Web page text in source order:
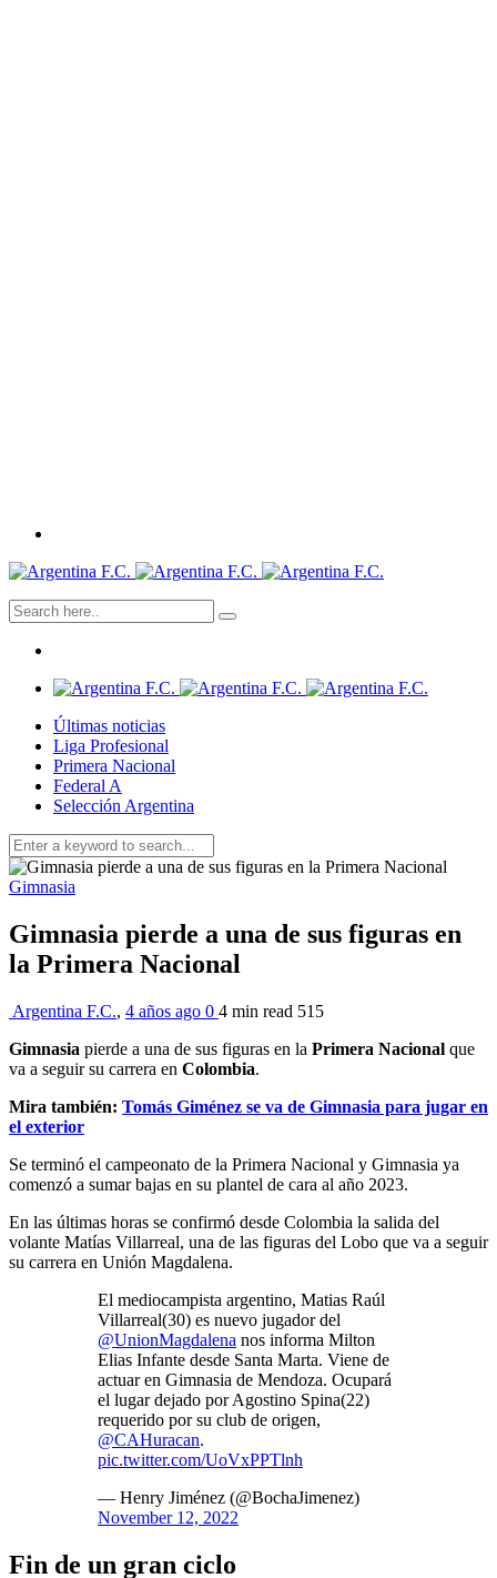
Últimas noticias
Liga Profesional
Primera Nacional
Federal A
Selección Argentina
Gimnasia
Gimnasia pierde a una de sus figuras en
la Primera Nacional
Argentina F.C., 4 años ago 0 4 min read 515
Gimnasia pierde a una de sus figuras en la Primera Nacional que
va a seguir su carrera en Colombia.
Mira también: Tomás Giménez se va de Gimnasia para jugar en
el exterior
Se terminó el campeonato de la Primera Nacional y Gimnasia ya
comenzó a sumar bajas en su plantel de cara al año 2023.
En las últimas horas se confirmó desde Colombia la salida del
volante Matías Villarreal, una de las figuras del Lobo que va a seguir
su carrera en Unión Magdalena.
El mediocampista argentino, Matias Raúl
Villarreal(30) es nuevo jugador del
@UnionMagdalena nos informa Milton
Elias Infante desde Santa Marta. Viene de
actuar en Gimnasia de Mendoza. Ocupará
el lugar dejado por Agostino Spina(22)
requerido por su club de origen,
@CAHuracan.
pic.twitter.com/UoVxPPTlnh
— Henry Jiménez (@BochaJimenez)
November 12, 2022
Fin de un gran ciclo